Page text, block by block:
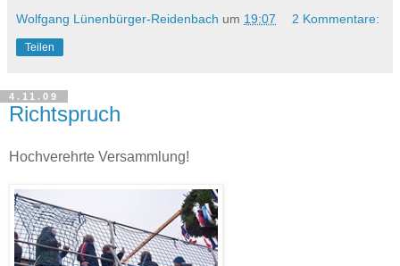
Wolfgang Lünenbürger-Reidenbach um 19:07 2 Kommentare:
Teilen
4.11.09
Richtspruch
Hochverehrte Versammlung!